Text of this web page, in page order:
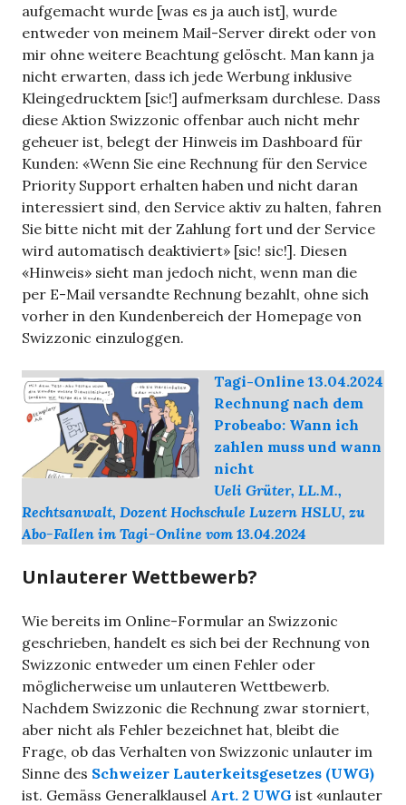
aufgemacht wurde [was es ja auch ist], wurde
entweder von meinem Mail-Server direkt oder von
mir ohne weitere Beachtung gelöscht. Man kann ja
nicht erwarten, dass ich jede Werbung inklusive
Kleingedrucktem [sic!] aufmerksam durchlese. Dass
diese Aktion Swizzonic offenbar auch nicht mehr
geheuer ist, belegt der Hinweis im Dashboard für
Kunden: «Wenn Sie eine Rechnung für den Service
Priority Support erhalten haben und nicht daran
interessiert sind, den Service aktiv zu halten, fahren
Sie bitte nicht mit der Zahlung fort und der Service
wird automatisch deaktiviert» [sic! sic!]. Diesen
«Hinweis» sieht man jedoch nicht, wenn man die
per E-Mail versandte Rechnung bezahlt, ohne sich
vorher in den Kundenbereich der Homepage von
Swizzonic einzuloggen.
Tagi-Online 13.04.2024
Rechnung nach dem
Probeabo: Wann ich
zahlen muss und wann
nicht
Ueli Grüter, LL.M.,
Rechtsanwalt, Dozent Hochschule Luzern HSLU, zu
Abo-Fallen im Tagi-Online vom 13.04.2024
Unlauterer Wettbewerb?
Wie bereits im Online-Formular an Swizzonic
geschrieben, handelt es sich bei der Rechnung von
Swizzonic entweder um einen Fehler oder
möglicherweise um unlauteren Wettbewerb.
Nachdem Swizzonic die Rechnung zwar storniert,
aber nicht als Fehler bezeichnet hat, bleibt die
Frage, ob das Verhalten von Swizzonic unlauter im
Sinne des Schweizer Lauterkeitsgesetzes (UWG)
ist. Gemäss Generalklausel Art. 2 UWG ist «unlauter